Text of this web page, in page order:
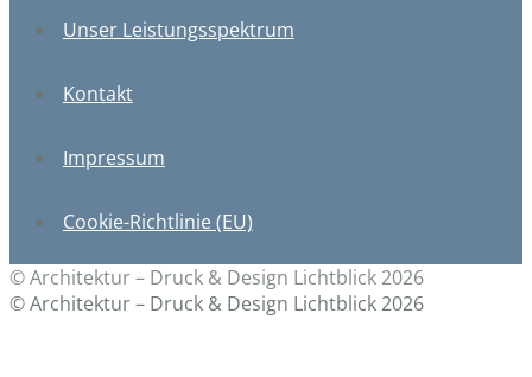
Unser Leistungsspektrum
Kontakt
Impressum
Cookie-Richtlinie (EU)
© Architektur – Druck & Design Lichtblick 2026
© Architektur – Druck & Design Lichtblick 2026